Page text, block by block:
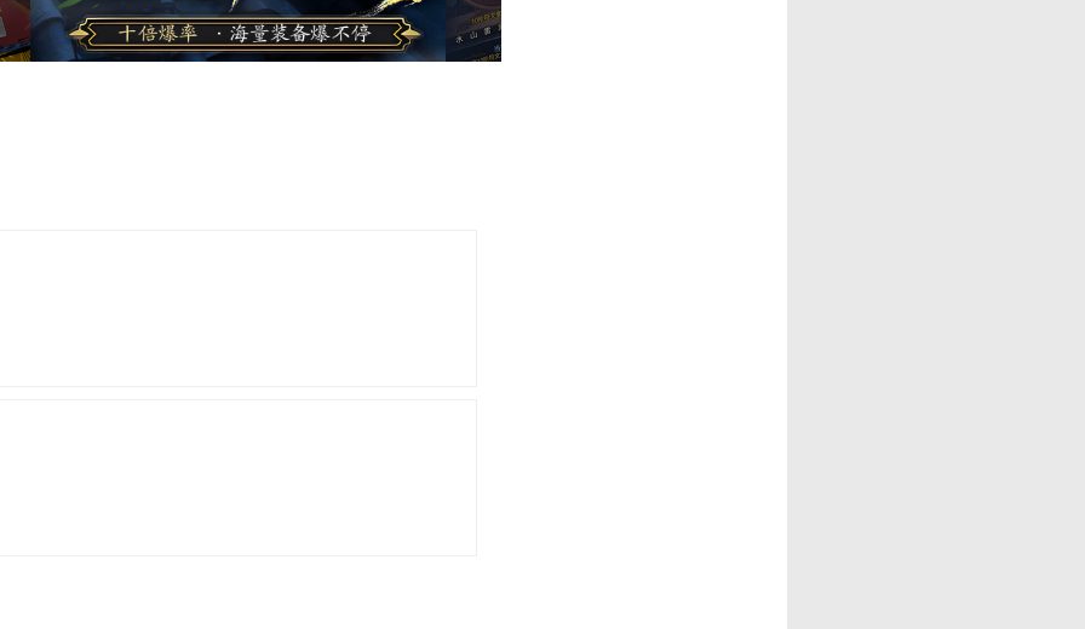
绑定灵符*1000,元宝*1000